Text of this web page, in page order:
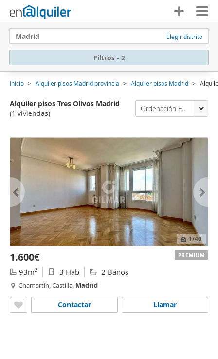
Madrid Elegir distrito
Filtros - 2
Inicio Alquiler pisos Madrid provincia Alquiler pisos Madrid
Alquiler pisos Tres Olivos Madrid
(1 viviendas)
Ordenación Enalquiler
1/40
1.600€
93m2 3 Hab 2 Baños
Chamartín, Castilla, Madrid
Llamar
Contactar
PREMIUM